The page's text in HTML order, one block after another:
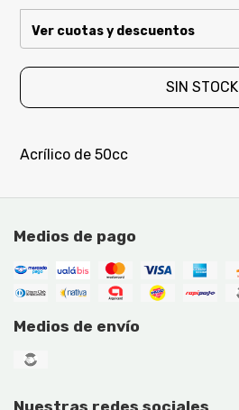
Ver cuotas y descuentos
SIN STOCK
Acrílico de 50cc
Medios de pago
Medios de envío
Nuestras redes sociales